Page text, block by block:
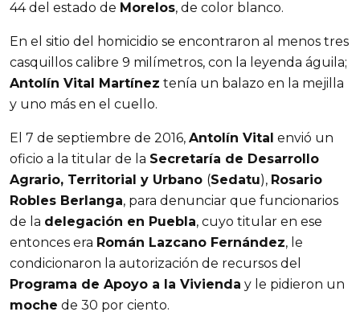
44 del estado de Morelos, de color blanco.
En el sitio del homicidio se encontraron al menos tres
casquillos calibre 9 milímetros, con la leyenda águila;
Antolín Vital Martínez tenía un balazo en la mejilla
y uno más en el cuello.
El 7 de septiembre de 2016, Antolín Vital envió un
oficio a la titular de la Secretaría de Desarrollo
Agrario, Territorial y Urbano (Sedatu), Rosario
Robles Berlanga, para denunciar que funcionarios
de la delegación en Puebla, cuyo titular en ese
entonces era Román Lazcano Fernández, le
condicionaron la autorización de recursos del
Programa de Apoyo a la Vivienda y le pidieron un
moche de 30 por ciento.